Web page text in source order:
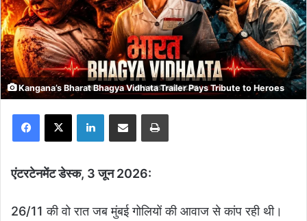
Kangana’s Bharat Bhagya Vidhata Trailer Pays Tribute to Heroes
Facebook
X LinkedInShare via Email Print
एंटरटेनमेंट डेस्क, 3 जून 2026:
26/11 की वो रात जब मुंबई गोलियों की आवाज से कांप रही थी।